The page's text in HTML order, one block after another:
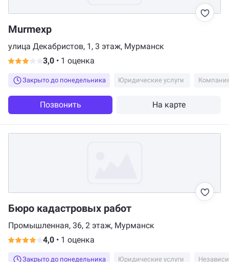
Murmexp
улица Декабристов, 1, 3 этаж, Мурманск
3,0 • 1 оценка
Закрыто до понедельника Юридические услуги
Позвонить На карте
Бюро кадастровых работ
Промышленная, 36, 2 этаж, Мурманск
4,0 • 1 оценка
Закрыто до понедельника Юридические услуги